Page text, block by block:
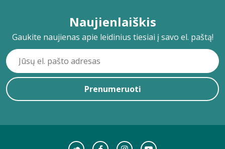
Naujienlaiškis
Gaukite naujienas apie leidinius tiesiai į savo el. paštą!
Prenumeruoti